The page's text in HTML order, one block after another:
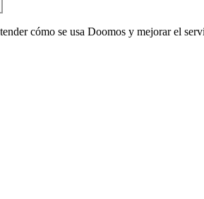
cómo se usa Doomos y mejorar el